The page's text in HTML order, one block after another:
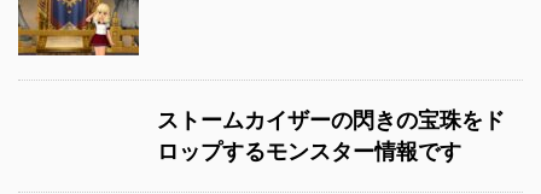
ストームカイザーの閃きの宝珠をド
ロップするモンスター情報です